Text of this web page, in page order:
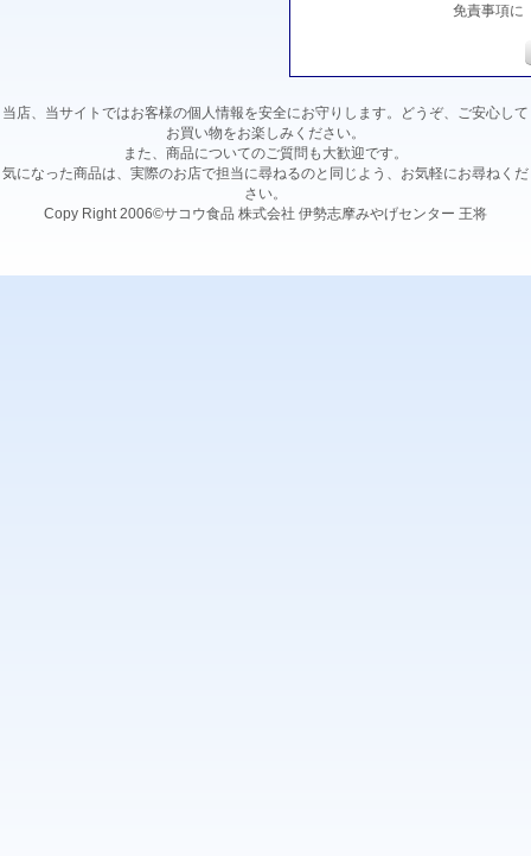
免責事項に
当店、当サイトではお客様の個人情報を安全にお守りします。どうぞ、ご安心して
お買い物をお楽しみください。
また、商品についてのご質問も大歓迎です。
気になった商品は、実際のお店で担当に尋ねるのと同じよう、お気軽にお尋ねくだ
さい。
Copy Right 2006©サコウ食品 株式会社 伊勢志摩みやげセンター 王将